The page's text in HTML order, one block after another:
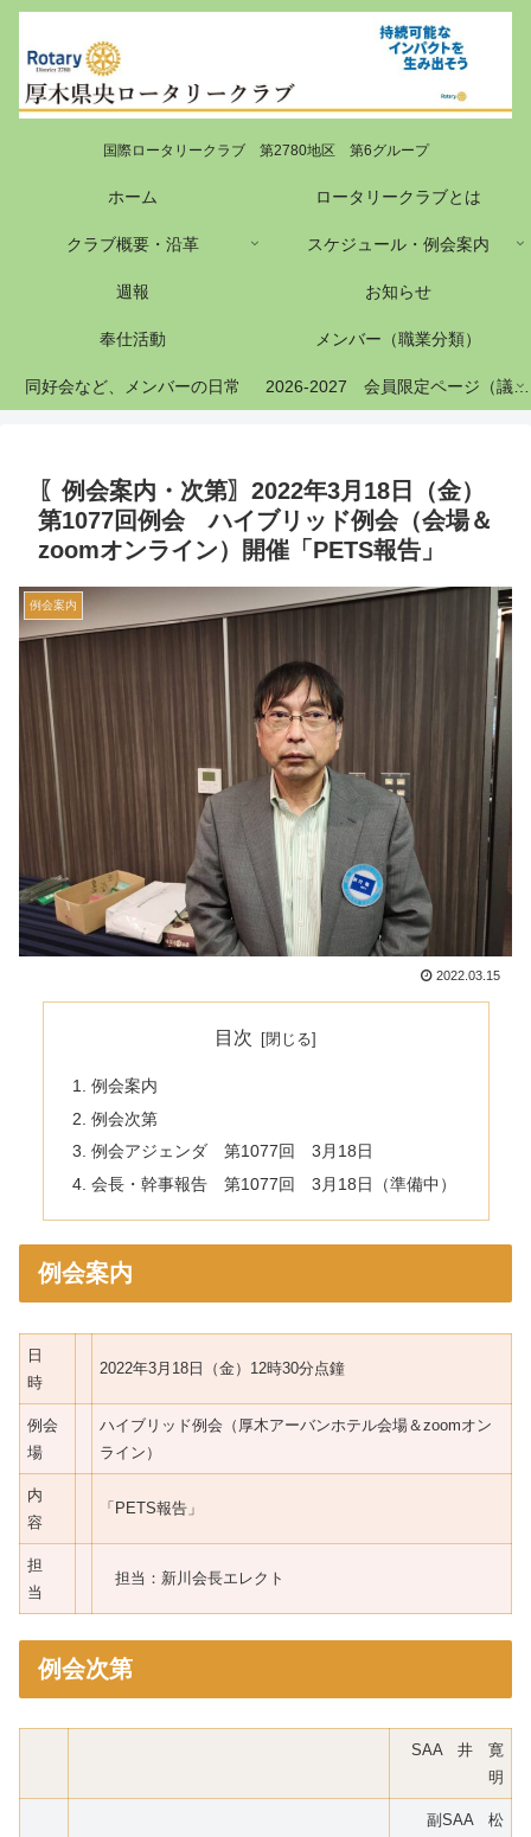
国際ロータリークラブ 第2780地区 第6グループ
ホーム ロータリークラブとは
クラブ概要・沿革 スケジュール・例会案内
週報 お知らせ
奉仕活動 メンバー（職業分類）
同好会など、メンバーの日常 2026-2027 会員限定ページ（議事録等）
〖例会案内・次第〗2022年3月18日（金）
第1077回例会 ハイブリッド例会（会場＆
zoomオンライン）開催「PETS報告」
例会案内
2022.03.15
目次
例会案内
例会次第
例会アジェンダ 第1077回 3月18日
会長・幹事報告 第1077回 3月18日（準備中）
例会案内
日
時
2022年3月18日（金）12時30分点鐘
例会
場
ハイブリッド例会（厚木アーバンホテル会場＆zoomオン
ライン）
内
容
「PETS報告」
担
当
担当：新川会長エレクト
例会次第
SAA 井 寛
明
副SAA 松